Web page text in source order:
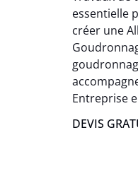
essentielle
créer une
Entreprise
DEVIS